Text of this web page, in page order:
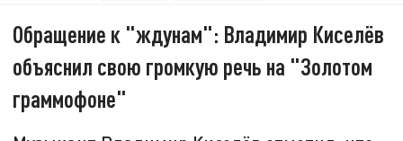
Обращение к "ждунам": Владимир Киселёв
объяснил свою громкую речь на "Золотом
граммофоне"